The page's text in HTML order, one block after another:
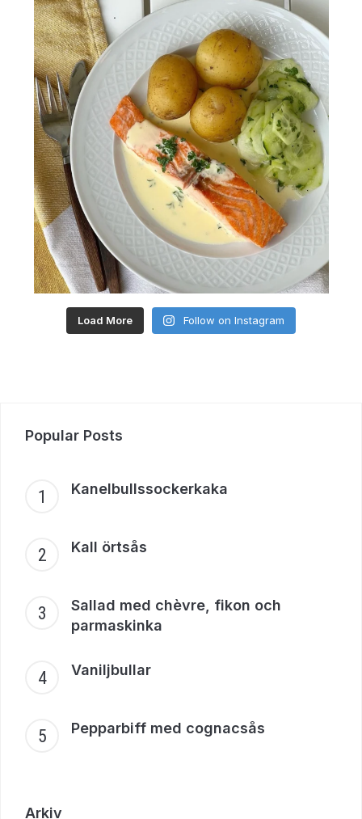
Load More Follow on Instagram
Popular Posts
Kanelbullssockerkaka
Kall örtsås
Sallad med chèvre, fikon och
parmaskinka
Vaniljbullar
Pepparbiff med cognacsås
Arkiv